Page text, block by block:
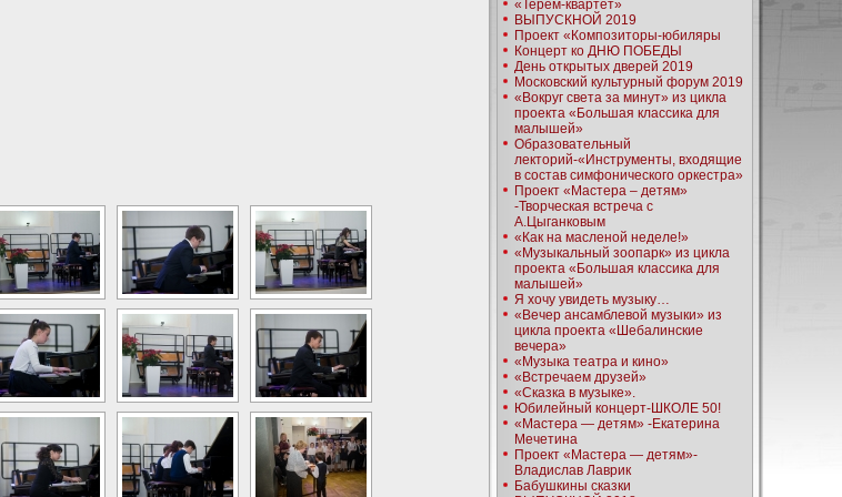
«Терем-квартет»
ВЫПУСКНОЙ 2019
Проект «Композиторы-юбиляры
Концерт ко ДНЮ ПОБЕДЫ
День открытых дверей 2019
Московский культурный форум 2019
«Вокруг света за минут» из цикла
проекта «Большая классика для
малышей»
Образовательный
лекторий-«Инструменты, входящие
в состав симфонического оркестра»
Проект «Мастера – детям»
-Творческая встреча с
А.Цыганковым
«Как на масленой неделе!»
«Музыкальный зоопарк» из цикла
проекта «Большая классика для
малышей»
Я хочу увидеть музыку…
«Вечер ансамблевой музыки» из
цикла проекта «Шебалинские
вечера»
«Музыка театра и кино»
«Встречаем друзей»
«Сказка в музыке».
Юбилейный концерт-ШКОЛЕ 50!
«Мастера — детям» -Екатерина
Мечетина
Проект «Мастера — детям»-
Владислав Лаврик
Бабушкины сказки